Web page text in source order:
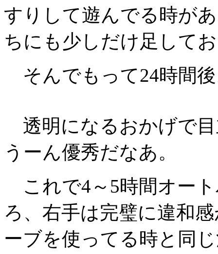
すりして遊んでる時が
ちにも少しだけ足して
そんでもって24時間
透明になるおかげで
うーん優秀だなあ。
これで4～5時間オー
ろ、右手は完璧に違和
ーブを使ってる時と同